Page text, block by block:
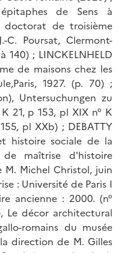
épitaphes de Sens à
doctorat de troisième
Poursat, Clermont-
140) ; LINCKELNHELD
de maisons chez les
1927. (p. 70) ;
Untersuchungen zu
21, p 153, pl XIX n° K
pl XXb) ; DEBATTY
histoire sociale de la
maîtrise d'histoire
Michel Christol, juin
: Université de Paris I
ancienne : 2000. (n°
Le décor architectural
romains du musée
direction de M. Gilles